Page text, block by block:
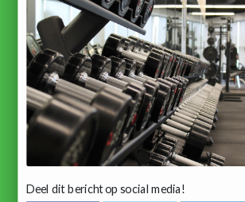
Deel dit bericht op social media!